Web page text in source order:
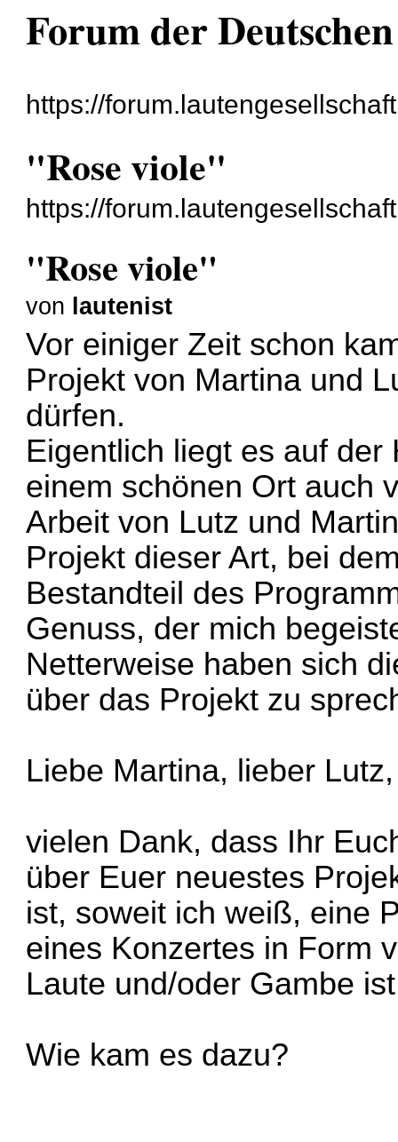
Forum der
https://
"Rose viole"
https://
"Rose viole"
von lautenist
Vor einiger Zeit schon
Projekt von Martina und
dürfen.
Eigentlich liegt es auf
einem schönen Ort auch
Arbeit von Lutz und
Projekt dieser Art, bei
Bestandteil des
Genuss, der mich
Netterweise haben sich
über das Projekt zu
Liebe Martina, lieber Lutz,
vielen Dank, dass Ihr
über Euer neuestes
ist, soweit ich weiß, eine
eines Konzertes in Form
Laute und/oder Gambe
Wie kam es dazu?